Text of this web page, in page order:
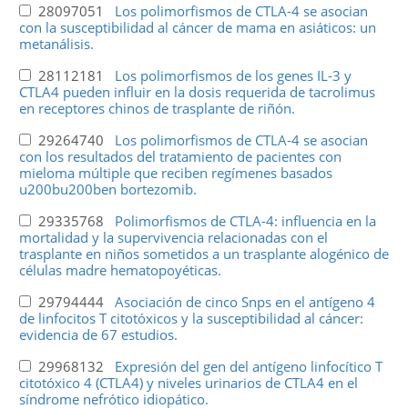
28097051 Los polimorfismos de CTLA-4 se asocian
con la susceptibilidad al cáncer de mama en asiáticos: un
metanálisis.
28112181 Los polimorfismos de los genes IL-3 y
CTLA4 pueden influir en la dosis requerida de tacrolimus
en receptores chinos de trasplante de riñón.
29264740 Los polimorfismos de CTLA-4 se asocian
con los resultados del tratamiento de pacientes con
mieloma múltiple que reciben regímenes basados
u200bu200ben bortezomib.
29335768 Polimorfismos de CTLA-4: influencia en la
mortalidad y la supervivencia relacionadas con el
trasplante en niños sometidos a un trasplante alogénico de
células madre hematopoyéticas.
29794444 Asociación de cinco Snps en el antígeno 4
de linfocitos T citotóxicos y la susceptibilidad al cáncer:
evidencia de 67 estudios.
29968132 Expresión del gen del antígeno linfocítico T
citotóxico 4 (CTLA4) y niveles urinarios de CTLA4 en el
síndrome nefrótico idiopático.